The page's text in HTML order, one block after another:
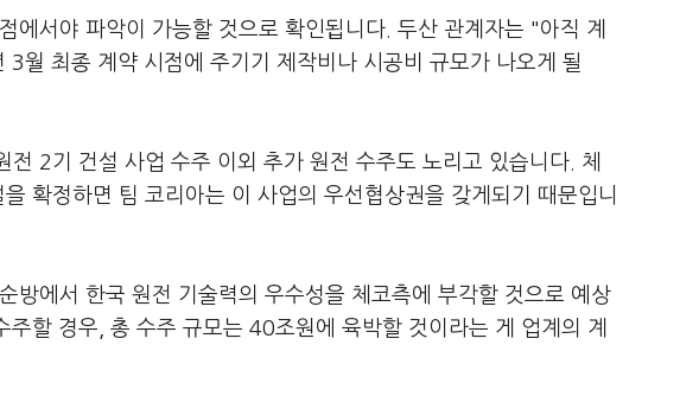
에서야 파악이 가능할 것으로 확인됩니다. 두산 관계자는 "아직 계
월 최종 계약 시점에 주기기 제작비나 시공비 규모가 나오게 될
2기 건설 사업 수주 이외 추가 원전 수주도 노리고 있습니다. 체
확정하면 팀 코리아는 이 사업의 우선협상권을 갖게되기 때문입니
방에서 한국 원전 기술력의 우수성을 체코측에 부각할 것으로 예상
할 경우, 총 수주 규모는 40조원에 육박할 것이라는 게 업계의 계